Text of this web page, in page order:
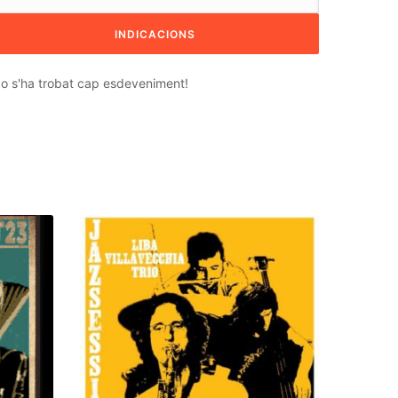
s'ha trobat cap esdeveniment!